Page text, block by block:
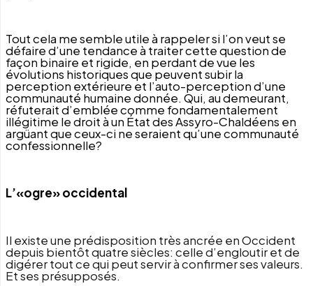
Tout cela me semble utile à rappeler si l’on veut se
défaire d’une tendance à traiter cette question de
façon binaire et rigide, en perdant de vue les
évolutions historiques que peuvent subir la
perception extérieure et l’auto-perception d’une
communauté humaine donnée. Qui, au demeurant,
réfuterait d’emblée comme fondamentalement
illégitime le droit à un État des Assyro-Chaldéens en
argüant que ceux-ci ne seraient qu’une communauté
confessionnelle?
L’«ogre» occidental
Il existe une prédisposition très ancrée en Occident
depuis bientôt quatre siècles: celle d’engloutir et de
digérer tout ce qui peut servir à confirmer ses valeurs.
Et ses présupposés.